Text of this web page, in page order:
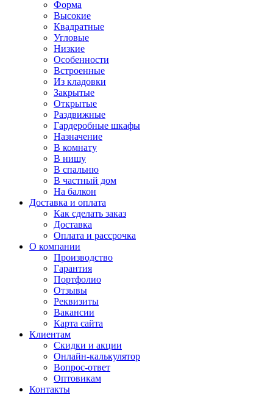
Форма
Высокие
Квадратные
Угловые
Низкие
Особенности
Встроенные
Из кладовки
Закрытые
Открытые
Раздвижные
Гардеробные шкафы
Назначение
В комнату
В нишу
В спальню
В частный дом
На балкон
Доставка и оплата
Как сделать заказ
Доставка
Оплата и рассрочка
О компании
Производство
Гарантия
Портфолио
Отзывы
Реквизиты
Вакансии
Карта сайта
Клиентам
Скидки и акции
Онлайн-калькулятор
Вопрос-ответ
Оптовикам
Контакты